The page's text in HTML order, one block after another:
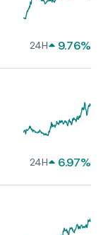
24H 9.76%
24H 6.97%